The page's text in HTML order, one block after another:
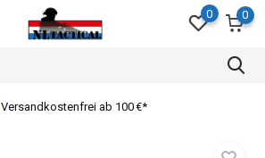
0 0
Versandkostenfrei ab 100 €*